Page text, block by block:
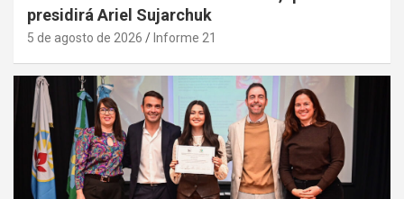
presidirá Ariel Sujarchuk
5 de agosto de 2026 Informe 21